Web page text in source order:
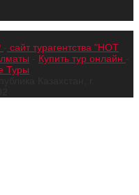
сайт турагентства "HOT
Купить тур онлайн
Туры